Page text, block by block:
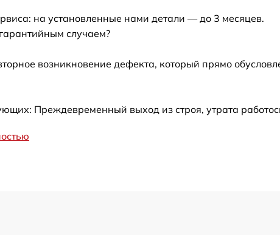
дальнометра и
логики от
питания
на установленные нами детали — до 3 месяцев.
случаем?
возникновение дефекта, который прямо
Преждевременный выход из строя, утрата